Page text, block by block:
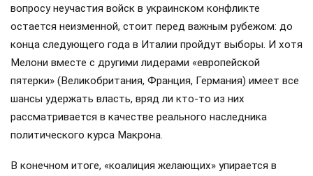
вопросу неучастия войск в украинском конфликте
остается неизменной, стоит перед важным рубежом: до
конца следующего года в Италии пройдут выборы. И хотя
Мелони вместе с другими лидерами «европейской
пятерки» (Великобритания, Франция, Германия) имеет все
шансы удержать власть, вряд ли кто-то из них
рассматривается в качестве реального наследника
политического курса Макрона.
В конечном итоге, «коалиция желающих» упирается в